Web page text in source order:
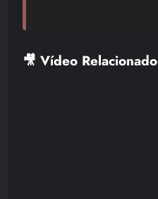
🎥 Vídeo Relacionado